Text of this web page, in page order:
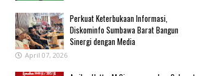
Perkuat Keterbukaan Informasi,
Diskominfo Sumbawa Barat Bangun
Sinergi dengan Media
April 07, 2026